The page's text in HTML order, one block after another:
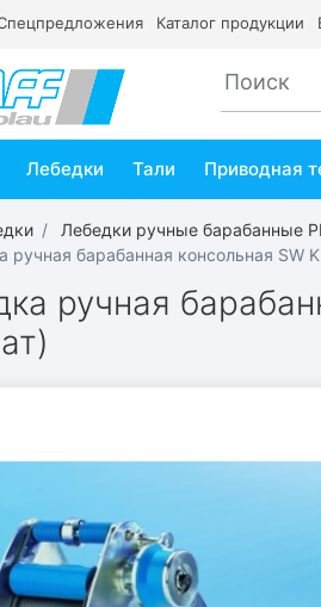
Каталог продукции
Лебедки Тали Приводная
Лебедки ручные барабанные
ручная барабанная консольная SW
ручная